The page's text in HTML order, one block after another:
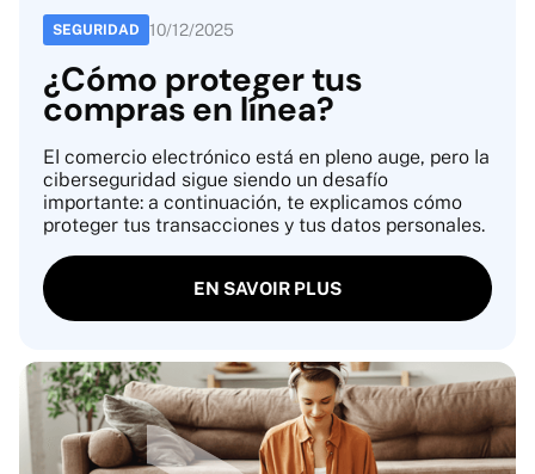
SEGURIDAD 10/12/2025
¿Cómo proteger tus
compras en línea?
El comercio electrónico está en pleno auge, pero la
ciberseguridad sigue siendo un desafío
importante: a continuación, te explicamos cómo
proteger tus transacciones y tus datos personales.
EN SAVOIR PLUS